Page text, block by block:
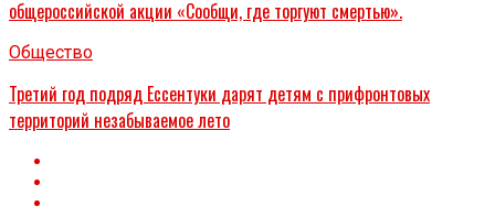
общероссийской акции «Сообщи, где торгуют смертью».
Общество
Третий год подряд Ессентуки дарят детям с прифронтовых
территорий незабываемое лето